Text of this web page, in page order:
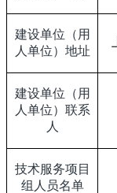
建设单位（用
人单位）地址
建设单位（用
人单位）联系
人
技术服务项目
组人员名单